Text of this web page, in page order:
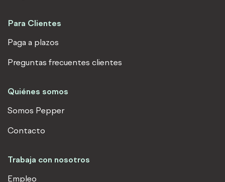
Para Clientes
Paga a plazos
Preguntas frecuentes clientes
Quiénes somos
Somos Pepper
Contacto
Trabaja con nosotros
Empleo